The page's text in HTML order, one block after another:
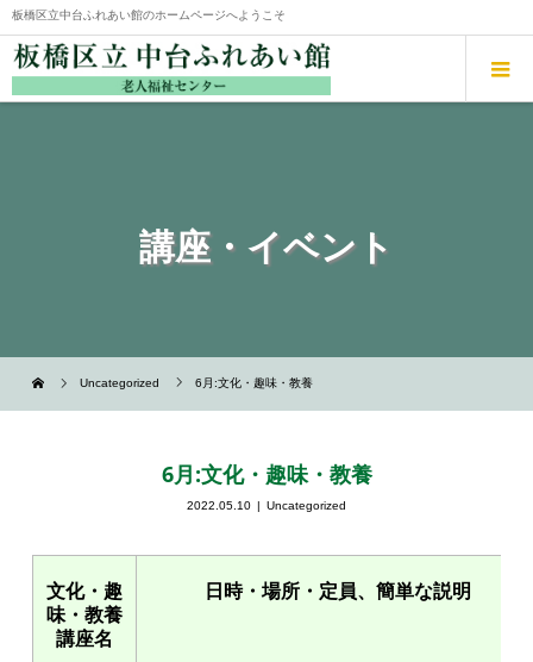
板橋区立中台ふれあい館のホームページへようこそ
講座・イベント
Uncategorized 6月:文化・趣味・教養
6月:文化・趣味・教養
2022.05.10 Uncategorized
文化・趣
味・教養
講座名
日時・場所・定員、簡単な説明